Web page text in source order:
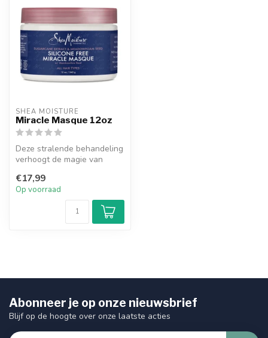
SHEA MOISTURE
Miracle Masque 12oz
Deze stralende behandeling
verhoogt de magie van
een...
€17,99
Op voorraad
Abonneer je op onze nieuwsbrief
Blijf op de hoogte over onze laatste acties